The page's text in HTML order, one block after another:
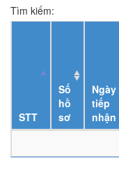
Tìm kiếm:
STT
Số
hồ
sơ
Ngày
tiếp
nhận